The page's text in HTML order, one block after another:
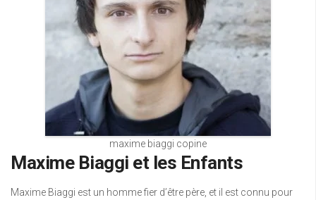
maxime biaggi copine
Maxime Biaggi et les Enfants
Maxime Biaggi est un homme fier d’être père, et il est connu pour